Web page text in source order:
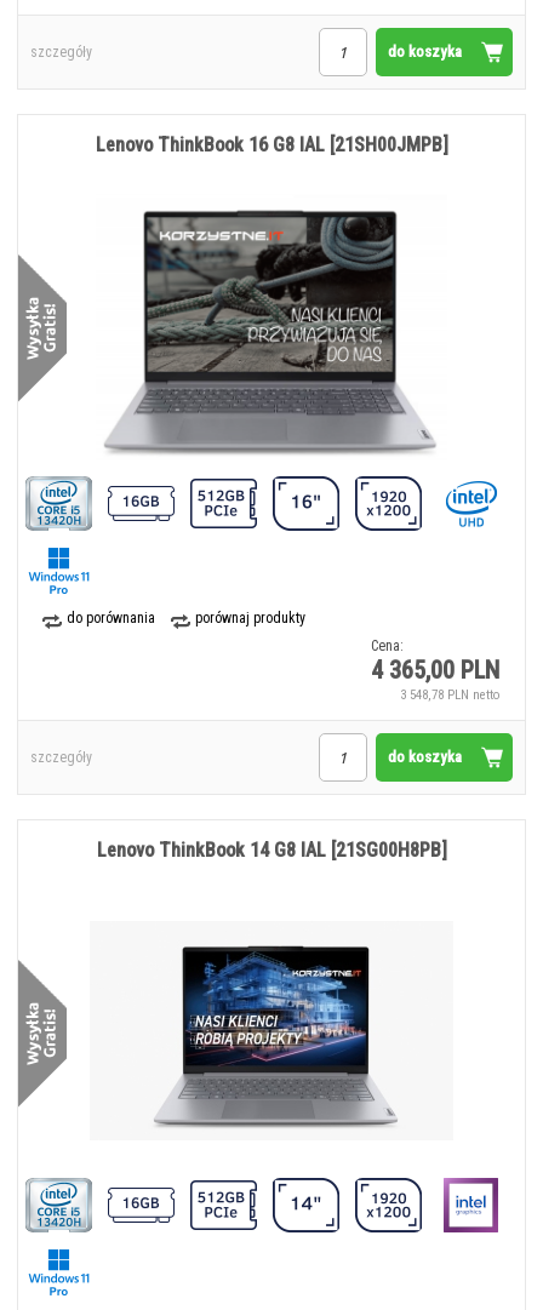
do koszyka
szczegóły
do porównania
porównaj produkty
Cena:
4 365,00 PLN
3 548,78 PLN netto
Lenovo ThinkBook 16 G8 IAL [21SH00JMPB]
do koszyka
szczegóły
Lenovo ThinkBook 14 G8 IAL [21SG00H8PB]